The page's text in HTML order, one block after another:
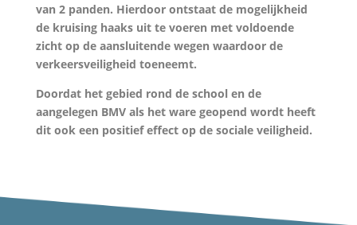
van 2 panden. Hierdoor ontstaat de mogelijkheid
de kruising haaks uit te voeren met voldoende
zicht op de aansluitende wegen waardoor de
verkeersveiligheid toeneemt.
Doordat het gebied rond de school en de
aangelegen BMV als het ware geopend wordt heeft
dit ook een positief effect op de sociale veiligheid.